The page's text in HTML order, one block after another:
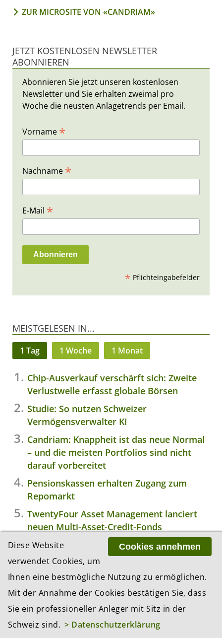
ZUR MICROSITE VON «CANDRIAM»
JETZT KOSTENLOSEN NEWSLETTER
ABONNIEREN
Abonnieren Sie jetzt unseren kostenlosen
Newsletter und Sie erhalten zweimal pro
Woche die neusten Anlagetrends per Email.
Vorname *
Nachname *
E-Mail *
* Pflichteingabefelder
MEISTGELESEN IN...
1 Tag 1 Woche 1 Monat
Chip-Ausverkauf verschärft sich: Zweite
Verlustwelle erfasst globale Börsen
Studie: So nutzen Schweizer
Vermögensverwalter KI
Candriam: Knappheit ist das neue Normal
– und die meisten Portfolios sind nicht
darauf vorbereitet
Pensionskassen erhalten Zugang zum
Repomarkt
TwentyFour Asset Management lanciert
neuen Multi-Asset-Credit-Fonds
EVENTS
01.09.2026
BEKB-Stiftungsdialog Herbst
Zeit:10:30 Uhr
Cookies annehmen
Diese Website
verwendet Cookies, um
Ihnen eine bestmögliche Nutzung zu ermöglichen.
Mit der Annahme der Cookies bestätigen Sie, dass
Sie ein professioneller Anleger mit Sitz in der
Schweiz sind. > Datenschutzerklärung